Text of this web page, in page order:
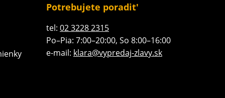
Potrebujete poradit'
tel: 02 3228 2315
Po–Pia: 7:00–20:00, So 8:00–16:00
e-mail: klara@vypredaj-zlavy.sk